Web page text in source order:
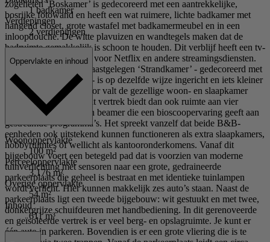
zogeheten ‘Boskamer’ is gedecoreerd met een aantrekkelijke,
bosrijke fotowand en heeft een wat ruimere, lichte badkamer met
hangend closet, grote wastafel met badkamermeubel en in een
inloopdouche. De witte plavuizen en wandtegels maken dat de
badruimte gemakkelijk is schoon te houden. Dit verblijf heeft een tv-
scherm met aansluiting voor Netflix en andere streamingsdiensten.
De badkamer van de naastgelegen ‘Strandkamer’ - gedecoreerd met
een zonnige fotowand - is op dezelfde wijze ingericht en iets kleiner
qua oppervlak. Daardoor valt de gezellige woon- en slaapkamer
beduidend groter uit: dit vertrek biedt dan ook ruimte aan vier
personen. Je treft er een beamer die een bioscoopervaring geeft aan
gestreamde programma’s. Het spreekt vanzelf dat beide B&B-
eenheden ook uitstekend kunnen functioneren als extra slaapkamers,
hobbyruimtes of wellicht als kantooronderkomens. Vanaf dit
bijgebouw voert een betegeld pad dat is voorzien van moderne
tuinverlichting met sensoren naar een grote, gedraineerde
parkeerplaats die geheel is bestraat en met identieke tuinlampen
wordt verlicht. Hier kunnen makkelijk zes auto’s staan. Naast de
parkeerplaats ligt een tweede bijgebouw: wit gestuukt en met twee,
donkergrijze schuifdeuren met handbediening. In dit gerenoveerde
en geïsoleerde vertrek is er veel berg- en opslagruimte. Je kunt er
één auto in parkeren. Bovendien is er een grote vliering die is te
1 badkamer
Verdiepingen
2 verdiepingen
Oppervlakte en inhoud
Woonoppervlakte
100 m²
Perceeloppervlakte
3.176 m²
Overige oppervlakte
54 m²
Inhoud
611 m³